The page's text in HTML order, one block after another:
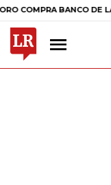
BANCO DE LA